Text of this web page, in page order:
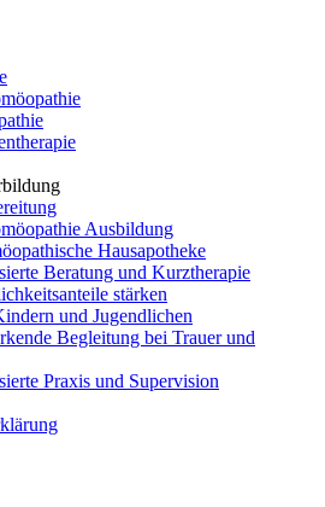
Ausbildung
Hausapotheke
Beratung und Kurztherapie
stärken
und Jugendlichen
Begleitung bei Trauer und
Praxis und Supervision